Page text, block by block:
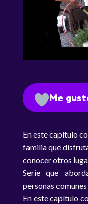
Me
En este capítulo
familia que
conocer otros
Serie que
personas
En este capítulo